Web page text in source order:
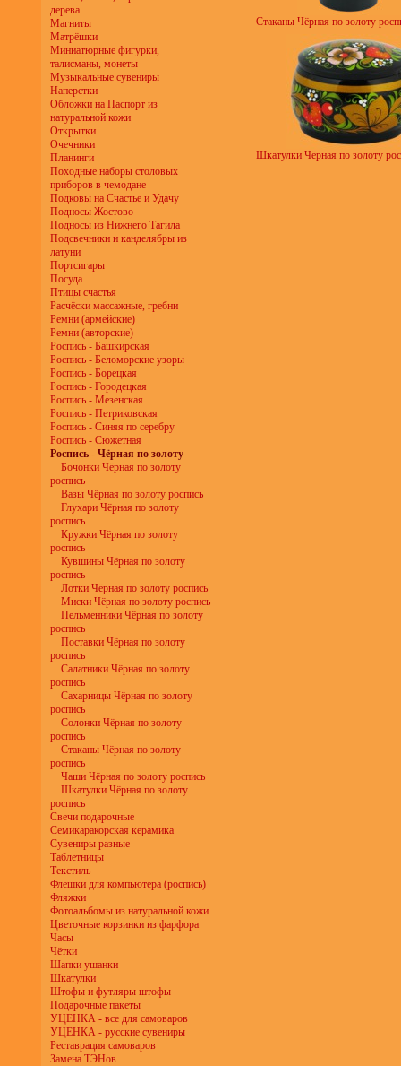
дерева
Магниты
Матрёшки
Миниатюрные фигурки,
талисманы, монеты
Музыкальные сувениры
Наперстки
Обложки на Паспорт из
натуральной кожи
Открытки
Очечники
Планинги
Походные наборы столовых
приборов в чемодане
Подковы на Счастье и Удачу
Подносы Жостово
Подносы из Нижнего Тагила
Подсвечники и канделябры из
латуни
Портсигары
Посуда
Птицы счастья
Расчёски массажные, гребни
Ремни (армейские)
Ремни (авторские)
Роспись - Башкирская
Роспись - Беломорские узоры
Роспись - Борецкая
Роспись - Городецкая
Роспись - Мезенская
Роспись - Петриковская
Роспись - Синяя по серебру
Роспись - Сюжетная
Роспись - Чёрная по золоту
Бочонки Чёрная по золоту
роспись
Вазы Чёрная по золоту роспись
Глухари Чёрная по золоту
роспись
Кружки Чёрная по золоту
роспись
Кувшины Чёрная по золоту
роспись
Лотки Чёрная по золоту роспись
Миски Чёрная по золоту роспись
Пельменники Чёрная по золоту
роспись
Поставки Чёрная по золоту
роспись
Салатники Чёрная по золоту
роспись
Сахарницы Чёрная по золоту
роспись
Солонки Чёрная по золоту
роспись
Стаканы Чёрная по золоту
роспись
Чаши Чёрная по золоту роспись
Шкатулки Чёрная по золоту
роспись
Свечи подарочные
Семикаракорская керамика
Сувениры разные
Таблетницы
Текстиль
Флешки для компьютера (роспись)
Фляжки
Фотоальбомы из натуральной кожи
Цветочные корзинки из фарфора
Часы
Чётки
Шапки ушанки
Шкатулки
Штофы и футляры штофы
Подарочные пакеты
УЦЕНКА - все для самоваров
УЦЕНКА - русские сувениры
Реставрация самоваров
Замена ТЭНов
Стаканы Чёрная по золоту
Шкатулки Чёрная по золоту